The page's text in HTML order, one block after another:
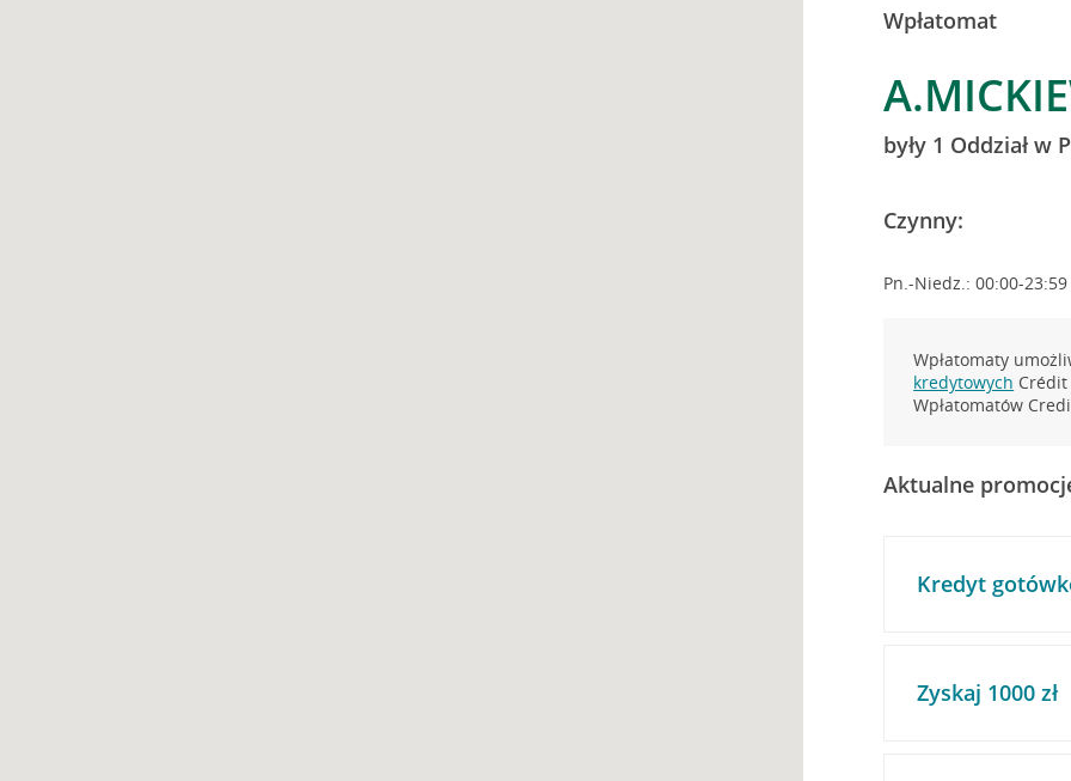
Wpłatomat
były 1 Oddział w
Czynny:
Pn.-Niedz.: 00:00-23:59
Wpłatomaty
kredytowych
Wpłatomatów
Aktualne
Kredyt
Zyskaj 1000 zł